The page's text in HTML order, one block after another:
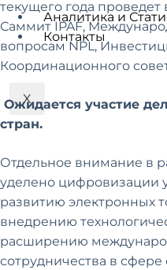
Аналитика и
Контакты
X
текущего года
Саммит IPAF,
вопросам NPL,
Координационного
Ожидается участие
стран.
Отдельное внимание в
уделено цифровизации
развитию электронных
внедрению
расширению
сотрудничества в сфере